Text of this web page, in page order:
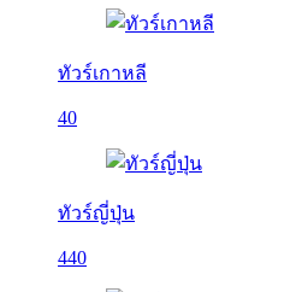
ทัวร์เกาหลี
40
ทัวร์ญี่ปุ่น
440